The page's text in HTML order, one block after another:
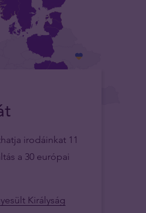
irodáinkat 11
a 30 európai
Királyság